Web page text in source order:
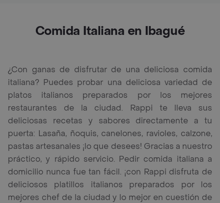
Comida Italiana en Ibagué
¿Con ganas de disfrutar de una deliciosa comida
italiana? Puedes probar una deliciosa variedad de
platos italianos preparados por los mejores
restaurantes de la ciudad. Rappi te lleva sus
deliciosas recetas y sabores directamente a tu
puerta: Lasaña, ñoquis, canelones, ravioles, calzone,
pastas artesanales ¡lo que desees! Gracias a nuestro
práctico, y rápido servicio. Pedir comida italiana a
domicilio nunca fue tan fácil. ¡con Rappi disfruta de
deliciosos platillos italianos preparados por los
mejores chef de la ciudad y lo mejor en cuestión de